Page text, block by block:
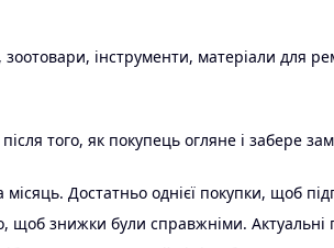
інструменти, матеріали для
того, як покупець огляне і забере
Достатньо однієї покупки, щоб
щоб знижки були справжніми. Актуальні